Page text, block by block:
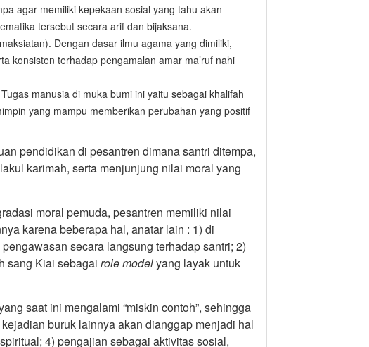
agar memiliki kepekaan sosial yang tahu akan
tersebut secara arif dan bijaksana.
Dengan dasar ilmu agama yang dimiliki,
konsisten terhadap pengamalan amar ma’ruf nahi
manusia di muka bumi ini yaitu sebagai khalifah
yang mampu memberikan perubahan yang positif
pendidikan di pesantren dimana santri ditempa,
karimah, serta menjunjung nilai moral yang
moral pemuda, pesantren memiliki nilai
karena beberapa hal, anatar lain : 1) di
secara langsung terhadap santri; 2)
sang Kiai sebagai role modelyang layak untuk
saat ini mengalami “miskin contoh”, sehingga
buruk lainnya akan dianggap menjadi hal
4) pengajian sebagai aktivitas sosial,